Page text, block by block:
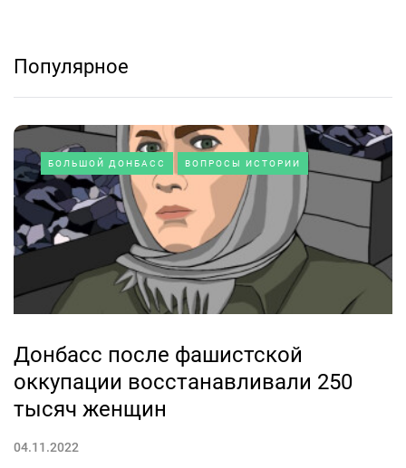
Популярное
БОЛЬШОЙ ДОНБАСС ВОПРОСЫ ИСТОРИИ
Донбасс после фашистской
оккупации восстанавливали 250
тысяч женщин
04.11.2022